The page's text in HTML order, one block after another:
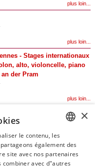
plus loin...
plus loin...
- Stages internationaux
alto, violoncelle, piano
der Pram
plus loin...
de Zell an der Pram
plus loin...
×
le contenu, les
également des
site avec nos partenaires
avec d"autres